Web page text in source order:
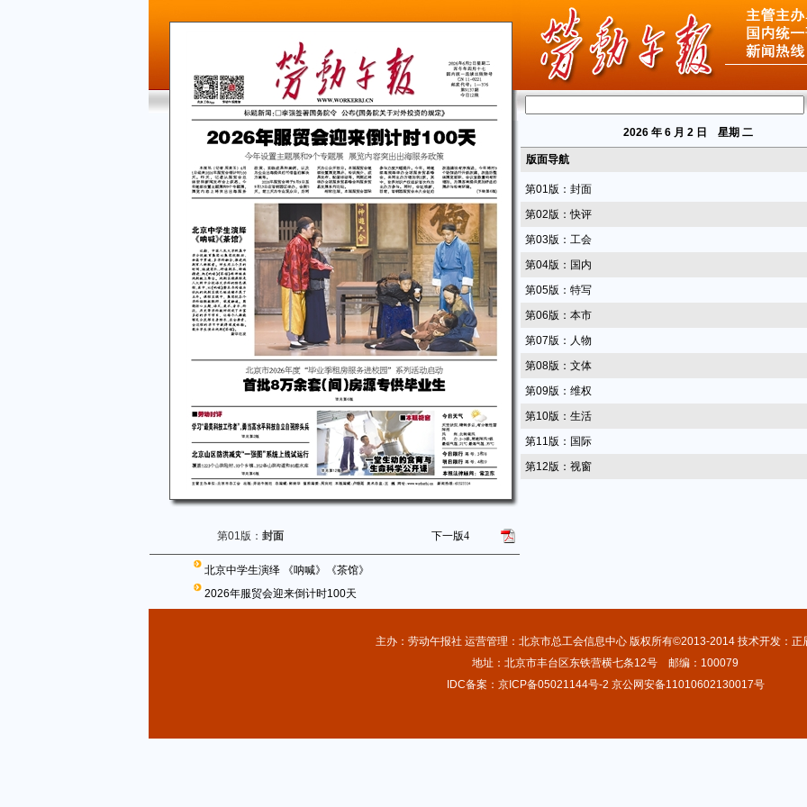
第01版： 封面 下一版4
北京中学生演绎 《呐喊》《茶馆》
2026年服贸会迎来倒计时100天
2026 年 6 月 2 日 星期 二
版面导航
第01版：封面
第02版：快评
第03版：工会
第04版：国内
第05版：特写
第06版：本市
第07版：人物
第08版：文体
第09版：维权
第10版：生活
第11版：国际
第12版：视窗
主办：劳动午报社 运营管理：北京市总工会信息中心 版权所有©2013-2014 技术开发：正
地址：北京市丰台区东铁营横七条12号 邮编：100079
IDC备案：京ICP备05021144号-2 京公网安备11010602130017号